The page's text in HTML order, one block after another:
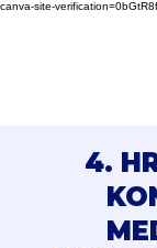
canva-site-
4.